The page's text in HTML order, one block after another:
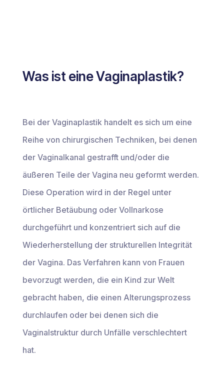
Was ist eine Vaginaplastik?
Bei der Vaginaplastik handelt es sich um eine
Reihe von chirurgischen Techniken, bei denen
der Vaginalkanal gestrafft und/oder die
äußeren Teile der Vagina neu geformt werden.
Diese Operation wird in der Regel unter
örtlicher Betäubung oder Vollnarkose
durchgeführt und konzentriert sich auf die
Wiederherstellung der strukturellen Integrität
der Vagina. Das Verfahren kann von Frauen
bevorzugt werden, die ein Kind zur Welt
gebracht haben, die einen Alterungsprozess
durchlaufen oder bei denen sich die
Vaginalstruktur durch Unfälle verschlechtert
hat.